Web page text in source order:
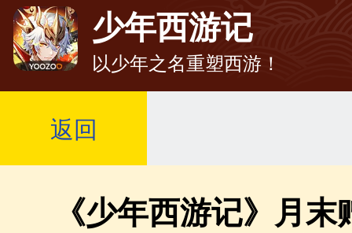
少年西游记
以少年之名重塑西游！
返回
《少年西游记》月